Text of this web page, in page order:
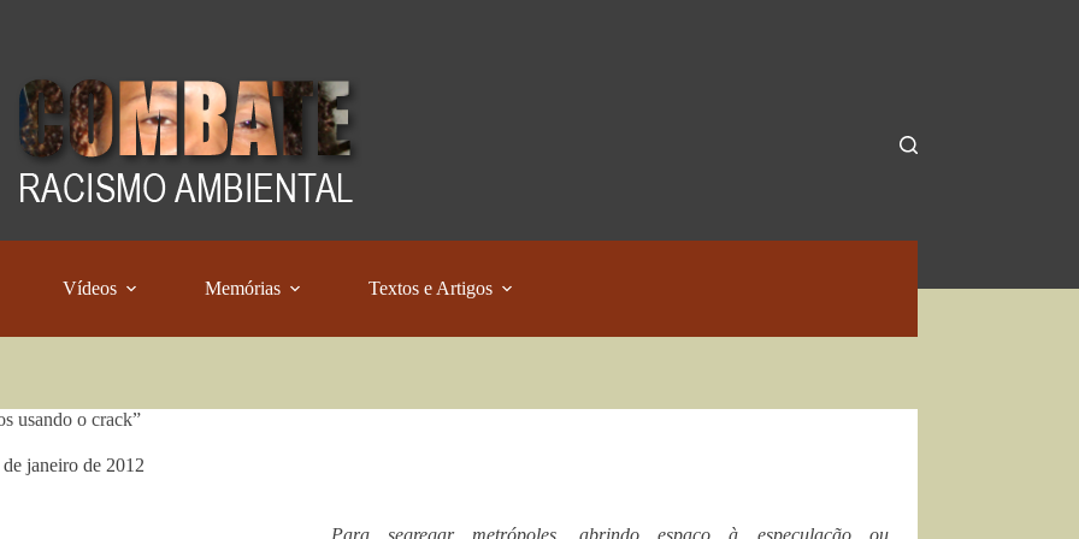
Vídeos Memórias Textos e Artigos
usando o crack”
de janeiro de 2012
Para segregar metrópoles, abrindo espaço à especulação ou